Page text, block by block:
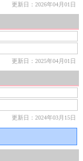
更新日：2026年04月01日
更新日：2025年04月01日
更新日：2024年03月15日